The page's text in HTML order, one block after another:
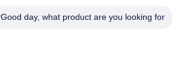
Good day, what product are you looking for?